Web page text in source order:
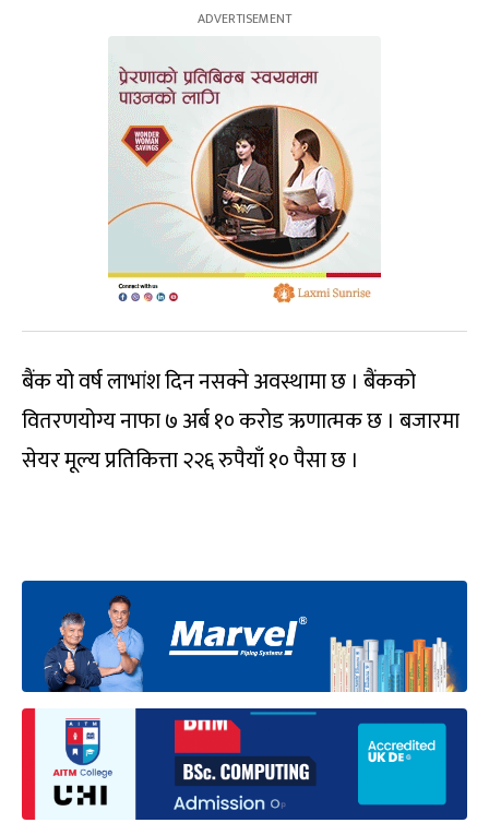
बैंक यो वर्ष लाभांश दिन नसक्ने अवस्थामा छ । बैंकको
वितरणयोग्य नाफा ७ अर्ब १० करोड ऋणात्मक छ । बजारमा
सेयर मूल्य प्रतिकित्ता २२६ रुपैयाँ १० पैसा छ ।